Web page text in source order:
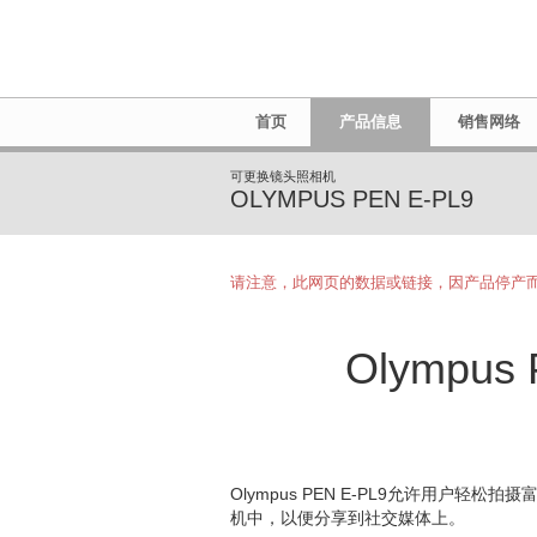
首页 产品信息 销售网络
可更换镜头照相机
OLYMPUS PEN E-PL9
请注意，此网页的数据或链接，因产品停产
Olympus
Olympus PEN E-PL9允许用户轻松拍摄
机中，以便分享到社交媒体上。